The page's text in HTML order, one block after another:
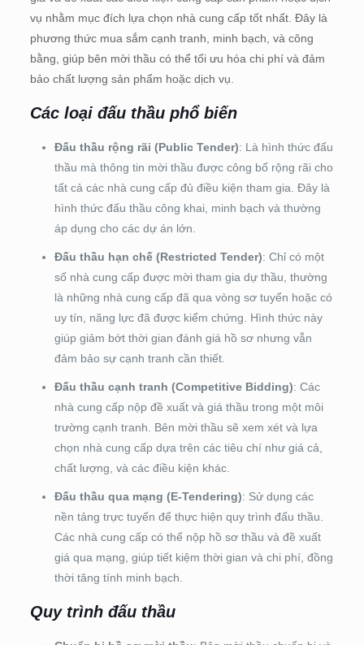
vụ nhằm mục đích lựa chọn nhà cung cấp tốt nhất. Đây là
phương thức mua sắm cạnh tranh, minh bạch, và công
bằng, giúp bên mời thầu có thể tối ưu hóa chi phí và đảm
bảo chất lượng sản phẩm hoặc dịch vụ.
Các loại đấu thầu phổ biến
Đấu thầu rộng rãi (Public Tender): Là hình thức đấu
thầu mà thông tin mời thầu được công bố rộng rãi cho
tất cả các nhà cung cấp đủ điều kiện tham gia. Đây là
hình thức đấu thầu công khai, minh bạch và thường
áp dụng cho các dự án lớn.
Đấu thầu hạn chế (Restricted Tender): Chỉ có một
số nhà cung cấp được mời tham gia dự thầu, thường
là những nhà cung cấp đã qua vòng sơ tuyển hoặc có
uy tín, năng lực đã được kiểm chứng. Hình thức này
giúp giảm bớt thời gian đánh giá hồ sơ nhưng vẫn
đảm bảo sự cạnh tranh cần thiết.
Đấu thầu cạnh tranh (Competitive Bidding): Các
nhà cung cấp nộp đề xuất và giá thầu trong một môi
trường cạnh tranh. Bên mời thầu sẽ xem xét và lựa
chọn nhà cung cấp dựa trên các tiêu chí như giá cả,
chất lượng, và các điều kiện khác.
Đấu thầu qua mạng (E-Tendering): Sử dụng các
nền tảng trực tuyến để thực hiện quy trình đấu thầu.
Các nhà cung cấp có thể nộp hồ sơ thầu và đề xuất
giá qua mạng, giúp tiết kiệm thời gian và chi phí, đồng
thời tăng tính minh bạch.
Quy trình đấu thầu